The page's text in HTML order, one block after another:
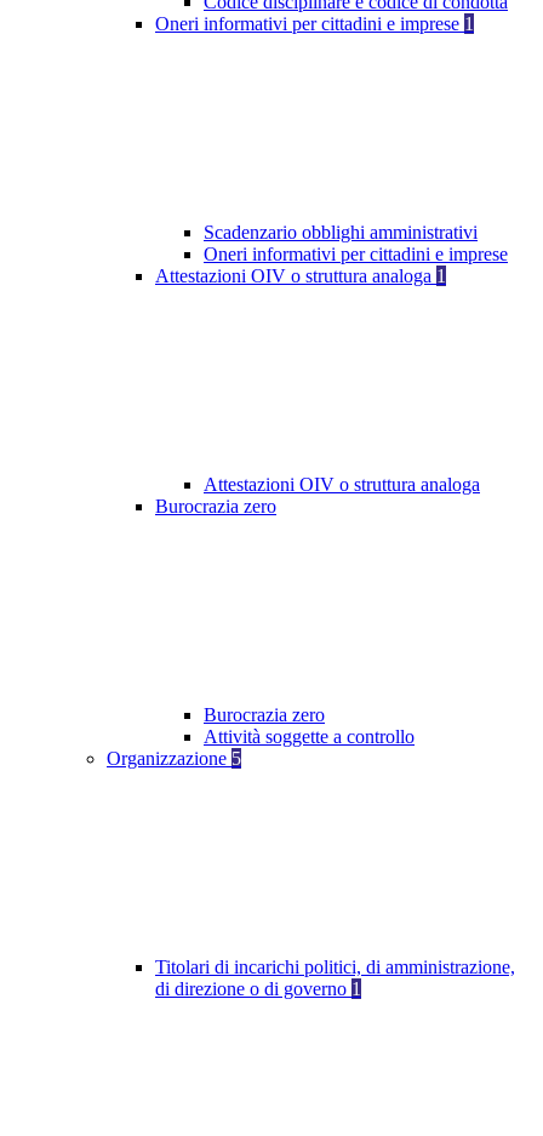
Oneri informativi per cittadini e imprese 1
Scadenzario obblighi amministrativi
Oneri informativi per cittadini e imprese
Attestazioni OIV o struttura analoga 1
Attestazioni OIV o struttura analoga
Burocrazia zero
Burocrazia zero
Attività soggette a controllo
Organizzazione 5
Titolari di incarichi politici, di amministrazione,
di direzione o di governo 1